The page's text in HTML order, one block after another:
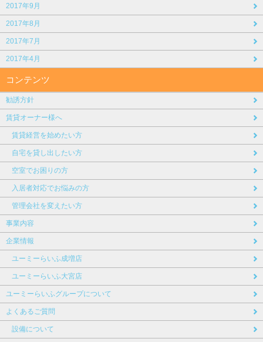
2017年9月
2017年8月
2017年7月
2017年4月
コンテンツ
勧誘方針
賃貸オーナー様へ
賃貸経営を始めたい方
自宅を貸し出したい方
空室でお困りの方
入居者対応でお悩みの方
管理会社を変えたい方
事業内容
企業情報
ユーミーらいふ成増店
ユーミーらいふ大宮店
ユーミーらいふグループについて
よくあるご質問
設備について